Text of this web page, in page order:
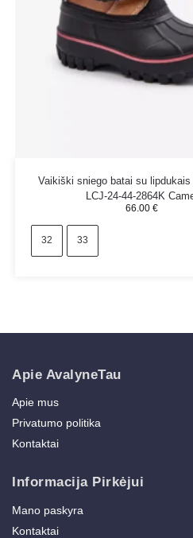
Vaikiški sniego batai su lipdukais
LCJ-24-44-2864K
66.00€
32 33
Apie AvalyneTau
Apie mus
Privatumo politika
Kontaktai
Informacija Pirkėjui
Mano paskyra
Kontaktai